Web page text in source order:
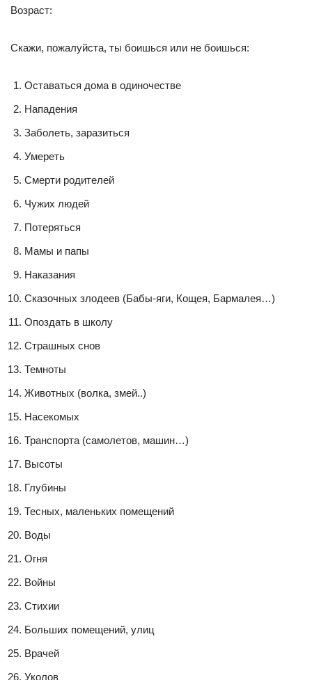
Возраст:
Скажи, пожалуйста, ты боишься или не боишься:
Оставаться дома в одиночестве
Нападения
Заболеть, заразиться
Умереть
Смерти родителей
Чужих людей
Потеряться
Мамы и папы
Наказания
Сказочных злодеев (Бабы-яги, Кощея, Бармалея…)
Опоздать в школу
Страшных снов
Темноты
Животных (волка, змей..)
Насекомых
Транспорта (самолетов, машин…)
Высоты
Глубины
Тесных, маленьких помещений
Воды
Огня
Войны
Стихии
Больших помещений, улиц
Врачей
Уколов